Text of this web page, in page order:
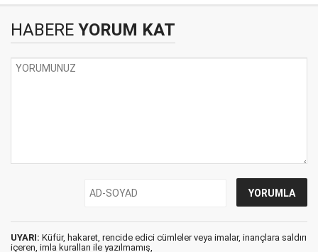
HABERE YORUM KAT
UYARI: Küfür, hakaret, rencide edici cümleler veya imalar, inançlara saldırı
içeren, imla kuralları ile yazılmamış,